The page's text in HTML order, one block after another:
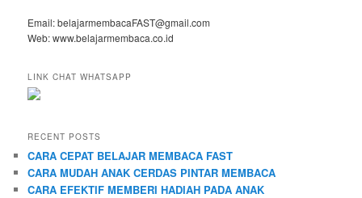
Email: belajarmembacaFAST@gmail.com
Web: www.belajarmembaca.co.id
LINK CHAT WHATSAPP
RECENT POSTS
CARA CEPAT BELAJAR MEMBACA FAST
CARA MUDAH ANAK CERDAS PINTAR MEMBACA
CARA EFEKTIF MEMBERI HADIAH PADA ANAK